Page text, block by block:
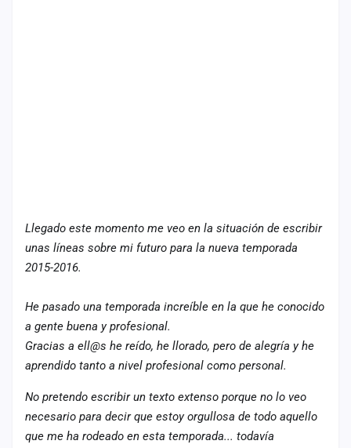
Llegado este momento me veo en la situación de escribir
unas líneas sobre mi futuro para la nueva temporada
2015-2016.
He pasado una temporada increíble en la que he conocido
a gente buena y profesional.
Gracias a ell@s he reído, he llorado, pero de alegría y he
aprendido tanto a nivel profesional como personal.
No pretendo escribir un texto extenso porque no lo veo
necesario para decir que estoy orgullosa de todo aquello
que me ha rodeado en esta temporada... todavía
Administración
Contacto